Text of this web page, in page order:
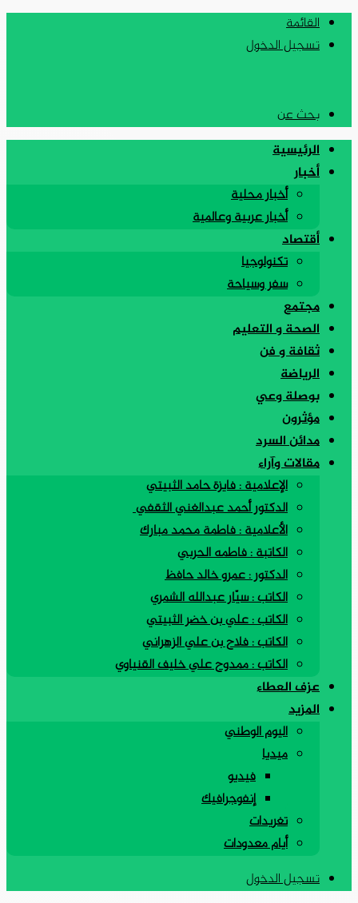
القائمة
تسجيل الدخول
بحث عن
الرئيسية
أخبار
أخبار محلية
أخبار عربية وعالمية
أقتصاد
تكنولوجيا
سفر وسياحة
مجتمع
الصحة و التعليم
ثقافة و فن
الرياضة
بوصلة وعي
مؤثرون
مدائن السرد
مقالات وآراء
الإعلامية : فايزة حامد الثبيتي
الدكتور أحمد عبدالغني الثقفي
الأعلامية : فاطمة محمد مبارك
الكاتبة : فاطمه الحربي
الدكتور : عمرو خالد حافظ
الكاتب : سيّار عبدالله الشمري
الكاتب : علي بن خضر الثبيتي
الكاتب : فلاح بن علي الزهراني
الكاتب : ممدوح علي خليف القنياوي
عزف العطاء
المزيد
اليوم الوطني
ميديا
فيديو
إنفوجرافيك
تغريدات
أيام معدودات
تسجيل الدخول